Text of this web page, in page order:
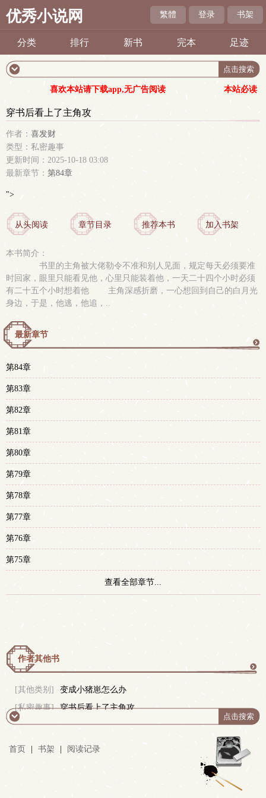
优秀小说网 繁體 登录 书架
分类 排行 新书 完本 足迹
喜欢本站请下载app,无广告阅读 本站必读
穿书后看上了主角攻
作者： 喜发财
类型：私密趣事
更新时间：2025-10-18 03:08
最新章节： 第84章
">
从头阅读 章节目录 推荐本书 加入书架
本书简介：
书里的主角被大佬勒令不准和别人见面，规定每天必须要准
时回家，眼里只能看见他，心里只能装着他，一天二十四个小时必须
有二十五个小时想着他 主角深感折磨，一心想回到自己的白月光
身边，于是，他逃，他追，..
最新章节
第84章
第83章
第82章
第81章
第80章
第79章
第78章
第77章
第76章
第75章
查看全部章节...
作者其他书
多
[其他类别]
变成小猪崽怎么办
[私密趣事]
穿书后看上了主角攻
首页 书架 阅读记录